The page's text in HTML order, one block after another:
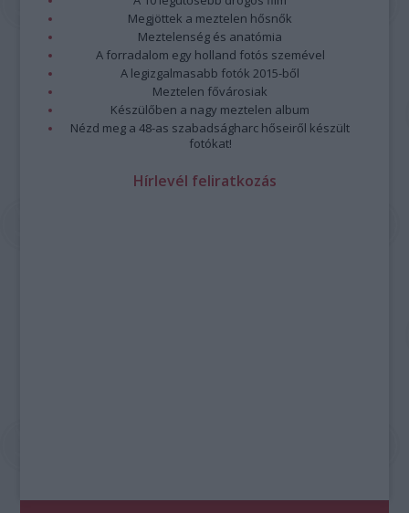
Megjöttek a meztelen hősnők
Meztelenség és anatómia
A forradalom egy holland fotós szemével
A legizgalmasabb fotók 2015-ből
Meztelen fővárosiak
Készülőben a nagy meztelen album
Nézd meg a 48-as szabadságharc hőseiről készült
fotókat!
Hírlevél feliratkozás